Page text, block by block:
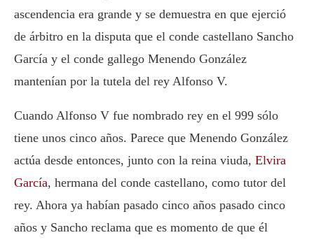
ascendencia era grande y se demuestra en que ejerció
de árbitro en la disputa que el conde castellano Sancho
García y el conde gallego Menendo González
mantenían por la tutela del rey Alfonso V.
Cuando Alfonso V fue nombrado rey en el 999 sólo
tiene unos cinco años. Parece que Menendo González
actúa desde entonces, junto con la reina viuda, Elvira
García, hermana del conde castellano, como tutor del
rey. Ahora ya habían pasado cinco años pasado cinco
años y Sancho reclama que es momento de que él